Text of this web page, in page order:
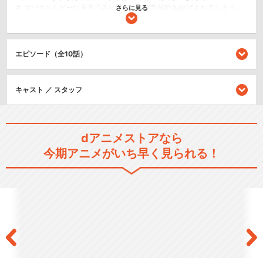
キ マジカルルビーに言葉巧みに騙され、強制契約を結ばされてしまう。
魔法少女プリズマ☆イリヤとなったイリヤは、ステッキの元持ち主 遠坂
う、英霊の宿るカードの回収をする二人の前に、美遊と名乗る謎の美少
女が現れて・・・。はたしてイリヤは全てのカードを回収し、冬木市を
救うことができるのか・・・！？
SF/ファンタジー
アクション/バトル
シリーズ／関連のアニメ作品
Fate/stay night
さらに見る
エピソード（全10話）
キャスト ／ スタッフ
dアニメストアなら
今期アニメがいち早く見られる！